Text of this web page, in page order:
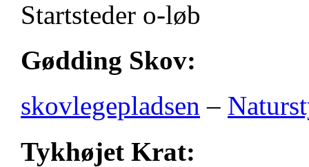
Startsteder o-løb
Gødding Skov:
skovlegepladsen –
Tykhøjet Krat: